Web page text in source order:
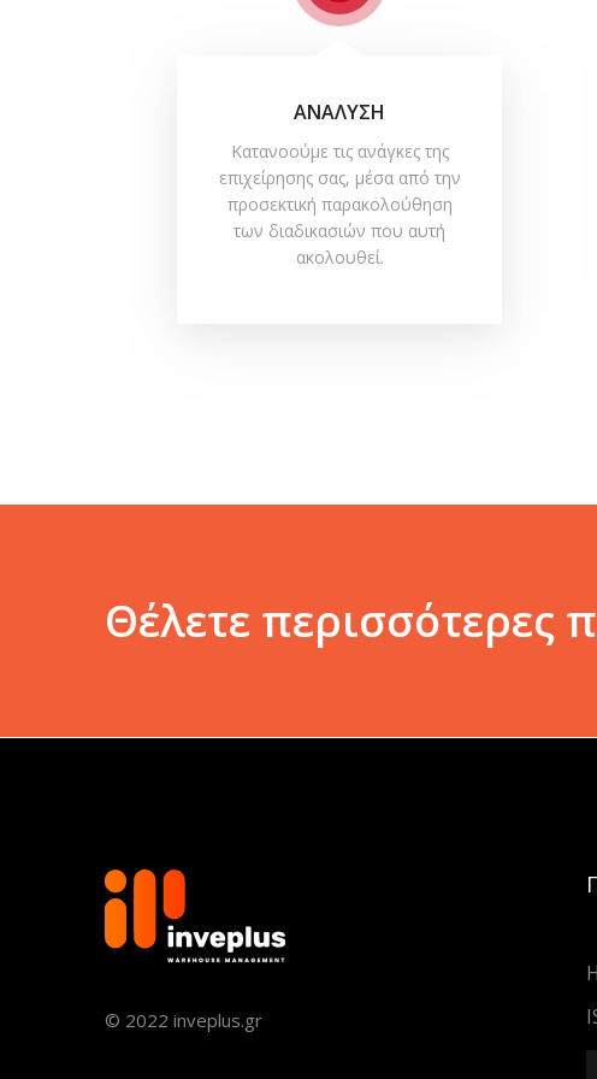
ΑΝΑΛΥΣΗ
Κατανοούμε τις ανάγκες της
επιχείρησης σας, μέσα από την
προσεκτική παρακολούθηση
των διαδικασιών που αυτή
ακολουθεί.
Θέλετε περισσότερες
© 2022 inveplus.gr